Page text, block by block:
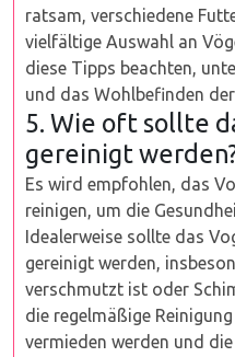
ratsam, verschiedene
vielfältige Auswahl an
diese Tipps beachten,
und das Wohlbefinden
5. Wie oft sollte
gereinigt
Es wird empfohlen, das
reinigen, um die
Idealerweise sollte das
gereinigt werden,
verschmutzt ist oder
die regelmäßige
vermieden werden und